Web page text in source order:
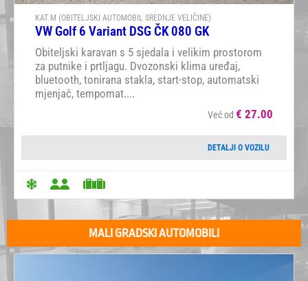
KAT M (OBITELJSKI AUTOMOBIL SREDNJE VELIČINE)
VW Golf 6 Variant DSG ČK 080 GK
Obiteljski karavan s 5 sjedala i velikim prostorom
za putnike i prtljagu. Dvozonski klima uređaj,
bluetooth, tonirana stakla, start-stop, automatski
mjenjač, tempomat....
Već od € 27.00
DETALJI O VOZILU
MALI GRADSKI AUTOMOBILI